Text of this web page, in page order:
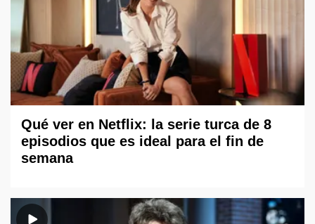
Qué ver en Netflix: la serie turca de 8
episodios que es ideal para el fin de
semana